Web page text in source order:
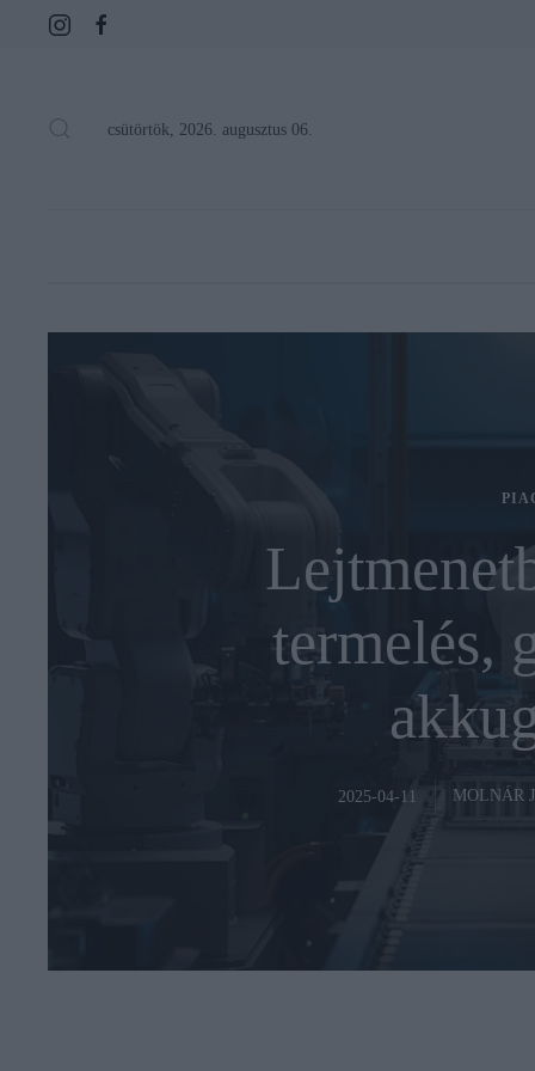
csütörtök, 2026. augusztus 06.
termelés,
2025-04-11 MOLNÁR